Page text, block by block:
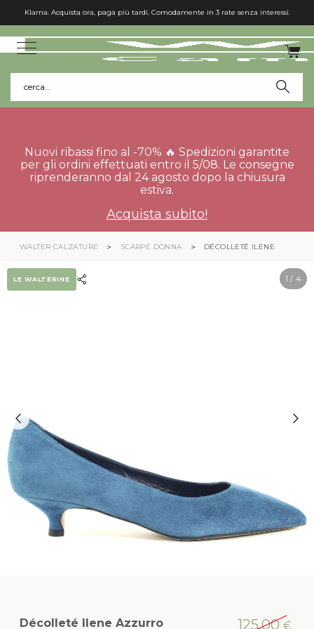
Klarna. Acquista ora, paga più tardi. Comodamente in 3 rate senza interessi.
cerca...
Nuovi ribassi fino al -70% 🔥 Spedizioni garantite
per gli ordini effettuati entro il 5/08. Le consegne
riprenderanno dal 24 agosto dopo la chiusura
estiva.
Acquista subito!
WALTER CALZATURE SCARPE DONNA DÉCOLLETÉ ILENE
1 / 4
LE WALTERINE
Décolleté Ilene Azzurro 125,00€